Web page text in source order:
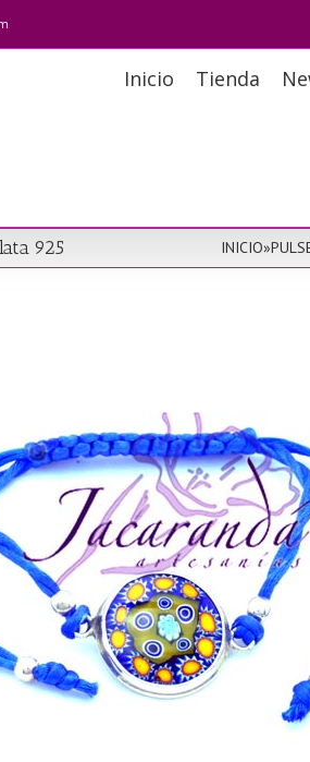
Inicio Tienda
925 INICIO»